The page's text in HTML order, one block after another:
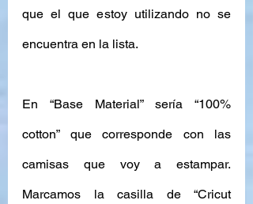
que el que estoy utilizando no se
encuentra en la lista.
En “Base Material” sería “100%
cotton” que corresponde con las
camisas que voy a estampar.
Marcamos la casilla de “Cricut